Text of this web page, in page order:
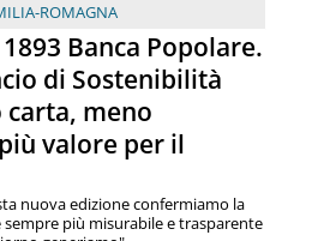
ROMAGNA
1893 Banca Popolare.
di Sostenibilità
carta, meno
valore per il
nuova edizione confermiamo la
più misurabile e trasparente